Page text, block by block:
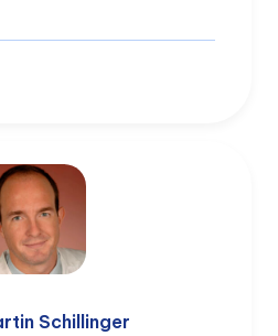
Schillinger